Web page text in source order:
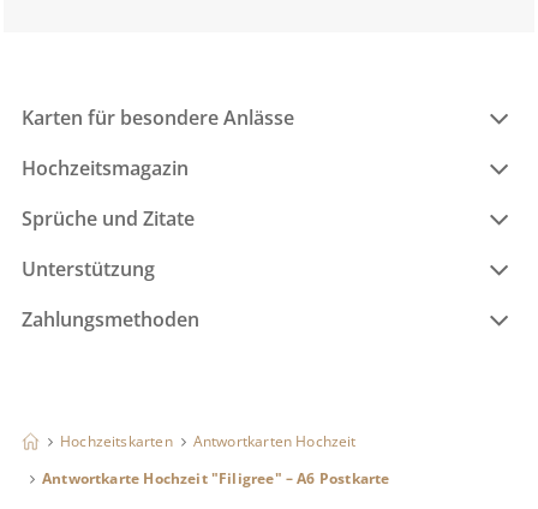
Karten für besondere Anlässe
Hochzeitsmagazin
Sprüche und Zitate
Unterstützung
Zahlungsmethoden
Hochzeitskarten
Antwortkarten Hochzeit
Antwortkarte Hochzeit "Filigree" – A6 Postkarte